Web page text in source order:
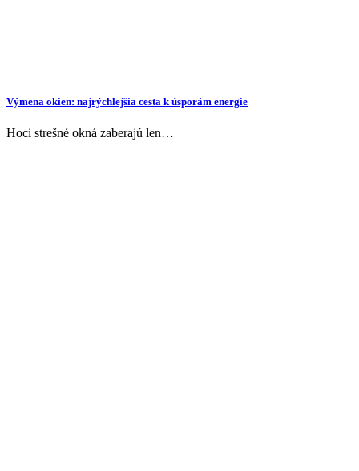
Výmena okien: najrýchlejšia cesta k úsporám energie
Hoci strešné okná zaberajú len…